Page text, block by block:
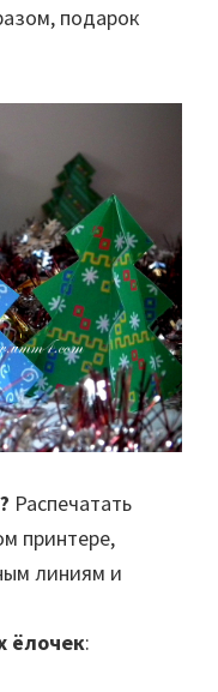
подарок
Распечатать
принтере,
линиям и
ёлочек: